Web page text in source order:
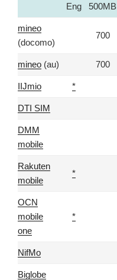
Eng 500MB
mineo
(docomo)
700
mineo (au) 700
IIJmio *
DTI SIM
DMM
mobile
Rakuten
mobile
*
OCN
mobile
one
*
NifMo
Biglobe